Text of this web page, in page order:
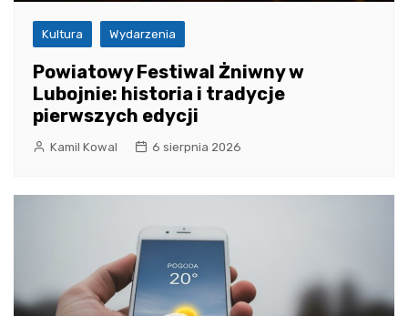
Kultura Wydarzenia
Powiatowy Festiwal Żniwny w
Lubojnie: historia i tradycje
pierwszych edycji
Kamil Kowal 6 sierpnia 2026